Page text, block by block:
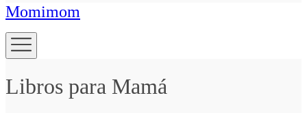
Momimom
Libros para Mamá